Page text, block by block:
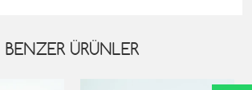
BENZER ÜRÜNLER